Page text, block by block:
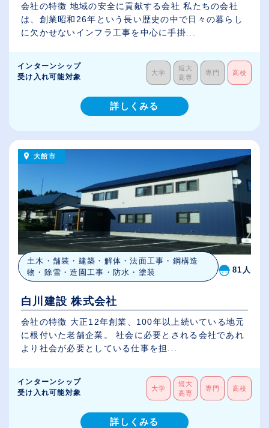
会社の特徴 地域の安全に貢献する会社 私たちの会社
は、創業昭和26年という長い歴史の中で日々の暮らし
に欠かせないインフラ工事を中心に手掛...
インターンシップ
受け入れ可能対象
大学
短大
高専
専門 高校
詳しくみる
大館市
土木・舗装・建築・解体・法面工事・鋼構造
物・除雪・造園工事・防水・塗装
81人
白川建設 株式会社
会社の特徴 大正12年創業、100年以上続いている地元
に根付いた老舗企業。 社会に必要とされる会社であれ
より社会が必要としている仕事を担...
インターンシップ
受け入れ可能対象
大学
短大
高専
専門 高校
詳しくみる